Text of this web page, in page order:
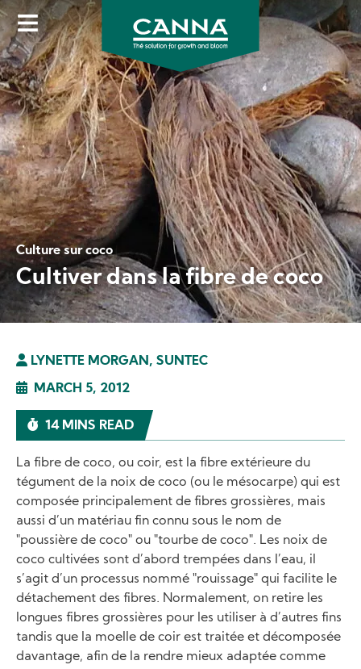
Skip
to
main
content
Culture sur coco
Cultiver dans la fibre de coco
LYNETTE MORGAN, SUNTEC
MARCH 5, 2012
14 MINS READ
La fibre de coco, ou coir, est la fibre extérieure du
tégument de la noix de coco (ou le mésocarpe) qui est
composée principalement de fibres grossières, mais
aussi d’un matériau fin connu sous le nom de
"poussière de coco" ou "tourbe de coco". Les noix de
coco cultivées sont d’abord trempées dans l’eau, il
s’agit d’un processus nommé "rouissage" qui facilite le
détachement des fibres. Normalement, on retire les
longues fibres grossières pour les utiliser à d’autres fins
tandis que la moelle de coir est traitée et décomposée
davantage, afin de la rendre mieux adaptée comme